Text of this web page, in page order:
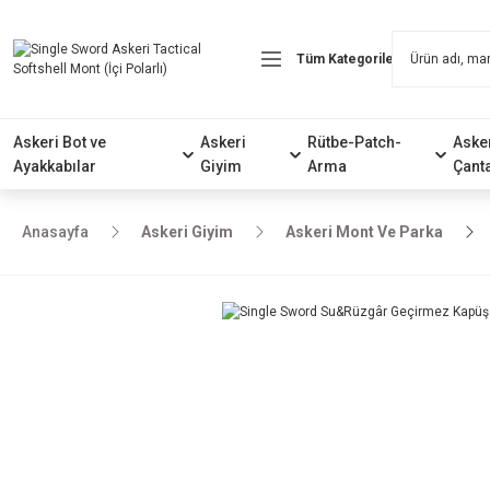
Askeri Bot ve
Ayakkabılar
Askeri
Giyim
Rütbe-Patch-
Arma
Anasayfa Askeri Giyim Askeri Mont Ve Parka